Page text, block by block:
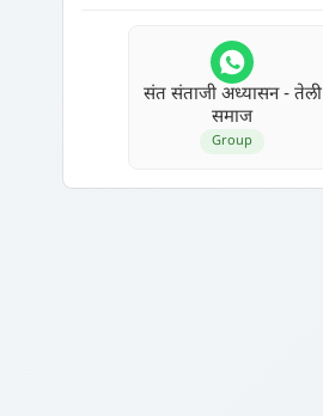
संत संताजी अध्‍यासन - तेली
समाज
Group